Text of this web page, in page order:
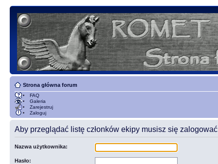
Strona główna forum
FAQ
Galeria
Zarejestruj
Zaloguj
Aby przeglądać listę członków ekipy musisz się
Nazwa użytkownika:
Hasło: